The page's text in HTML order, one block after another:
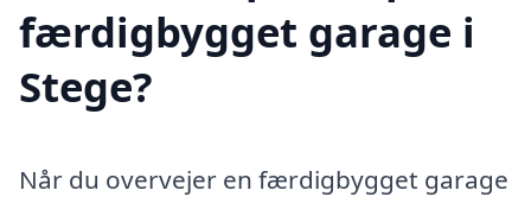
færdigbygget garage i
Stege?
Når du overvejer en færdigbygget garage